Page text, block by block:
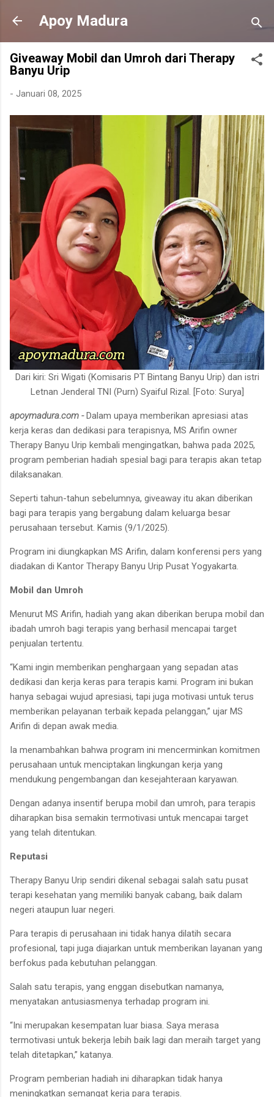
Langsung ke konten utama
Apoy Madura
Giveaway Mobil dan Umroh dari Therapy
Banyu Urip
- Januari 08, 2025
Dari kiri: Sri Wigati (Komisaris PT Bintang Banyu Urip) dan istri
Letnan Jenderal TNI (Purn) Syaiful Rizal. [Foto: Surya]
apoymadura.com -Dalam upaya memberikan apresiasi atas
kerja keras dan dedikasi para terapisnya, MS Arifin owner
Therapy Banyu Urip kembali mengingatkan, bahwa pada 2025,
program pemberian hadiah spesial bagi para terapis akan tetap
dilaksanakan.
Seperti tahun-tahun sebelumnya, giveaway itu akan diberikan
bagi para terapis yang bergabung dalam keluarga besar
perusahaan tersebut. Kamis (9/1/2025).
Program ini diungkapkan MS Arifin, dalam konferensi pers yang
diadakan di Kantor Therapy Banyu Urip Pusat Yogyakarta.
Mobil dan Umroh
Menurut MS Arifin, hadiah yang akan diberikan berupa mobil dan
ibadah umroh bagi terapis yang berhasil mencapai target
penjualan tertentu.
“Kami ingin memberikan penghargaan yang sepadan atas
dedikasi dan kerja keras para terapis kami. Program ini bukan
hanya sebagai wujud apresiasi, tapi juga motivasi untuk terus
memberikan pelayanan terbaik kepada pelanggan,” ujar MS
Arifin di depan awak media.
Ia menambahkan bahwa program ini mencerminkan komitmen
perusahaan untuk menciptakan lingkungan kerja yang
mendukung pengembangan dan kesejahteraan karyawan.
Dengan adanya insentif berupa mobil dan umroh, para terapis
diharapkan bisa semakin termotivasi untuk mencapai target
yang telah ditentukan.
Reputasi
Therapy Banyu Urip sendiri dikenal sebagai salah satu pusat
terapi kesehatan yang memiliki banyak cabang, baik dalam
negeri ataupun luar negeri.
Para terapis di perusahaan ini tidak hanya dilatih secara
profesional, tapi juga diajarkan untuk memberikan layanan yang
berfokus pada kebutuhan pelanggan.
Salah satu terapis, yang enggan disebutkan namanya,
menyatakan antusiasmenya terhadap program ini.
“Ini merupakan kesempatan luar biasa. Saya merasa
termotivasi untuk bekerja lebih baik lagi dan meraih target yang
telah ditetapkan,” katanya.
Program pemberian hadiah ini diharapkan tidak hanya
meningkatkan semangat kerja para terapis.